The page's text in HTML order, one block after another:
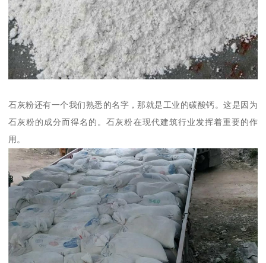
石灰粉还有一个我们熟悉的名字，那就是工业的碳酸钙。这是因为
石灰粉的成分而得名的。石灰粉在现代建筑行业发挥着重要的作
用。